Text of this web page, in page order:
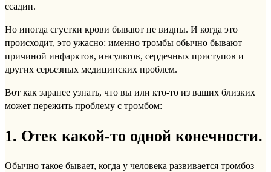
ссадин.
Но иногда сгустки крови бывают не видны. И когда это
происходит, это ужасно: именно тромбы обычно бывают
причиной инфарктов, инсультов, сердечных приступов и
других серьезных медицинских проблем.
Вот как заранее узнать, что вы или кто-то из ваших близких
может пережить проблему с тромбом:
1. Отек какой-то одной конечности.
Обычно такое бывает, когда у человека развивается тромбоз